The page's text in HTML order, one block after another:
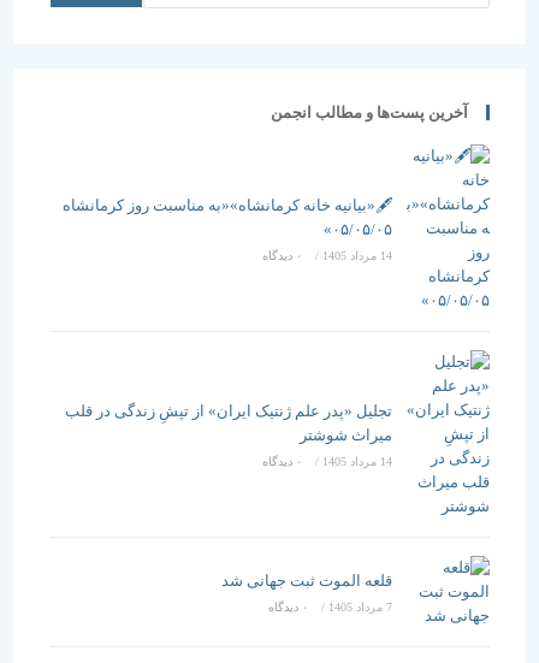
آخرین پست‌ها و مطالب انجمن
🖋️«بیانیه خانه کرمانشاه»«به مناسبت روز کرمانشاه
۰۵/۰۵/۰۵»
/ ۰ دیدگاه
تجلیل «پدر علم ژنتیک ایران» از تپشِ زندگی در قلب
میراث شوشتر
14 مرداد 1405 / ۰ دیدگاه
قلعه الموت ثبت جهانی شد
/ ۰ دیدگاه